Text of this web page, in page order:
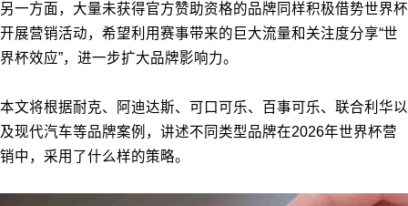
另一方面，大量未获得官方赞助资格的品牌同样积极借势世界杯
开展营销活动，希望利用赛事带来的巨大流量和关注度分享“世
界杯效应”，进一步扩大品牌影响力。
本文将根据耐克、阿迪达斯、可口可乐、百事可乐、联合利华以
及现代汽车等品牌案例，讲述不同类型品牌在2026年世界杯营
销中，采用了什么样的策略。